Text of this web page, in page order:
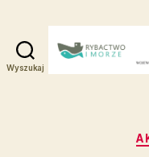
Wyszukaj